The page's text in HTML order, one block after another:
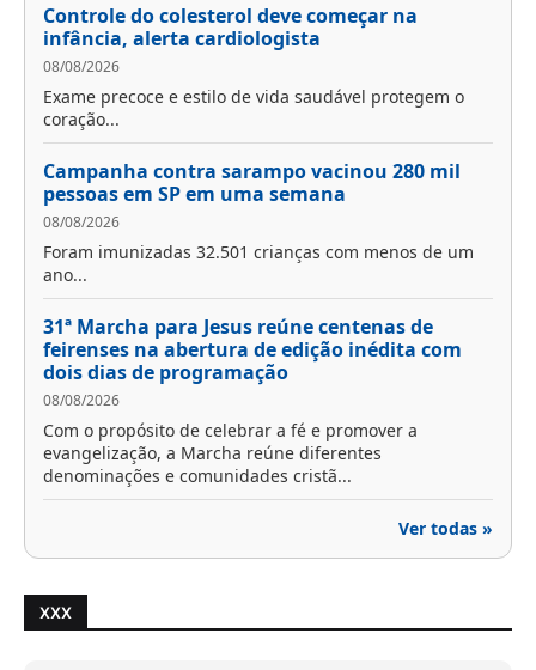
Controle do colesterol deve começar na
infância, alerta cardiologista
08/08/2026
Exame precoce e estilo de vida saudável protegem o
coração...
Campanha contra sarampo vacinou 280 mil
pessoas em SP em uma semana
08/08/2026
Foram imunizadas 32.501 crianças com menos de um
ano...
31ª Marcha para Jesus reúne centenas de
feirenses na abertura de edição inédita com
dois dias de programação
08/08/2026
Com o propósito de celebrar a fé e promover a
evangelização, a Marcha reúne diferentes
denominações e comunidades cristã...
Ver todas »
XXX